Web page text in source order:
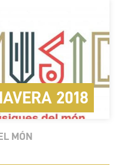
2018
MÓN